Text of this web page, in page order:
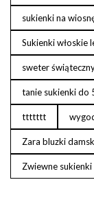
sukienki na
Sukienki włoskie
sweter
tanie sukienki do
ttttttt
Zara bluzki
Zwiewne